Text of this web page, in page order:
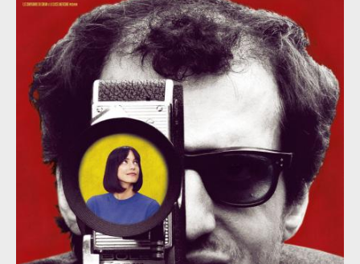
PLAYLIST
LILLELANUIT